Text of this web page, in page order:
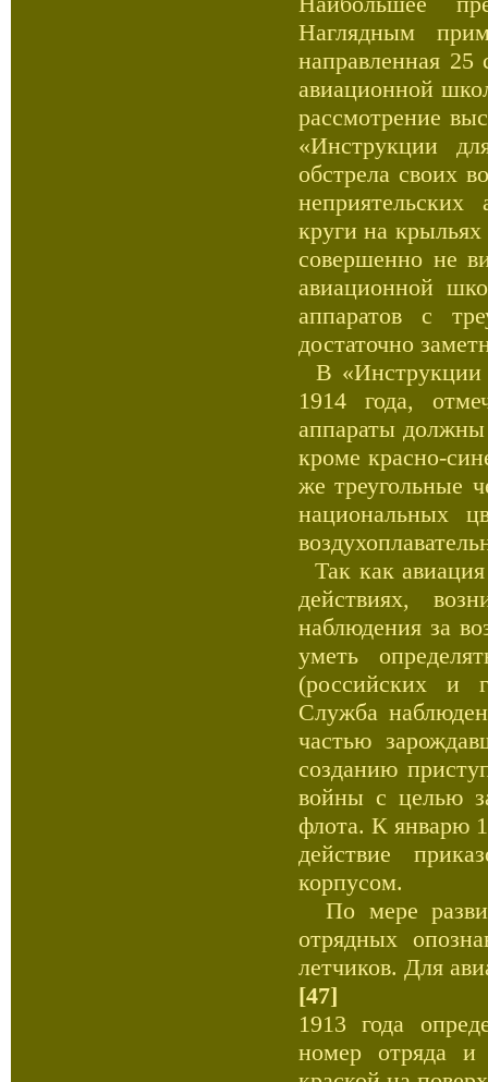
Наглядным
направленная 25
авиационной
рассмотрение
«Инструкции
обстрела своих
круги на крыльях
совершенно не
авиационной
аппаратов с
достаточно
В «Инструкции
1914 года,
аппараты
кроме красно-
же треугольные
национальных
Так как
действиях,
наблюдения за
уметь
(российских и
Служба
частью
созданию
войны с целью
флота. К январю
действие
корпусом.
По мере
отрядных
летчиков. Для
[47]
1913 года
номер отряда и